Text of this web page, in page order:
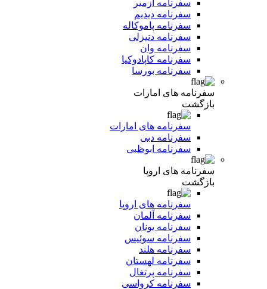
سفرنامه ازمیر
سفرنامه دیدیم
سفرنامه پاموکاله
سفرنامه دنیزلی
سفرنامه وان
سفرنامه کاپادوکیا
سفرنامه بورسا
سفرنامه های امارات
بازگشت
سفرنامه های امارات
سفرنامه دبی
سفرنامه ابوظبی
سفرنامه های اروپا
بازگشت
سفرنامه های اروپا
سفرنامه آلمان
سفرنامه یونان
سفرنامه سوئیس
سفرنامه هلند
سفرنامه لهستان
سفرنامه پرتغال
سفرنامه کرواسی